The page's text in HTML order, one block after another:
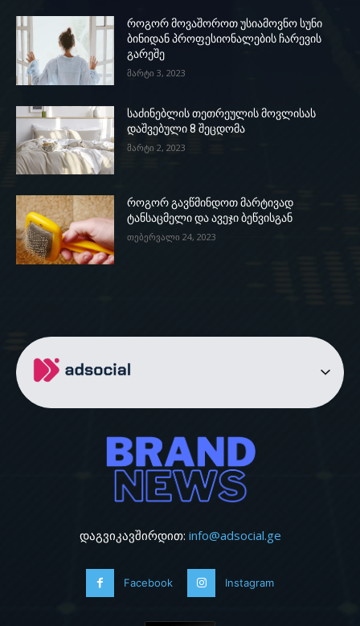
როგორ მოვაშოროთ უსიამოვნო სუნი
ბინიდან პროფესიონალების ჩარევის
გარეშე
მარტი 3, 2023
საძინებლის თეთრეულის მოვლისას
დაშვებული 8 შეცდომა
მარტი 2, 2023
როგორ გავწმინდოთ მარტივად
ტანსაცმელი და ავეჯი ბეწვისგან
თებერვალი 24, 2023
დაგვიკავშირდით: info@adsocial.ge
Facebook Instagram